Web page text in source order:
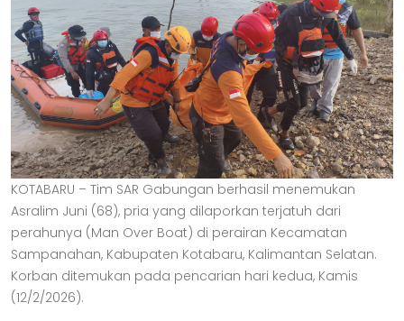
KOTABARU – Tim SAR Gabungan berhasil menemukan
Asralim Juni (68), pria yang dilaporkan terjatuh dari
perahunya (Man Over Boat) di perairan Kecamatan
Sampanahan, Kabupaten Kotabaru, Kalimantan Selatan.
Korban ditemukan pada pencarian hari kedua, Kamis
(12/2/2026).